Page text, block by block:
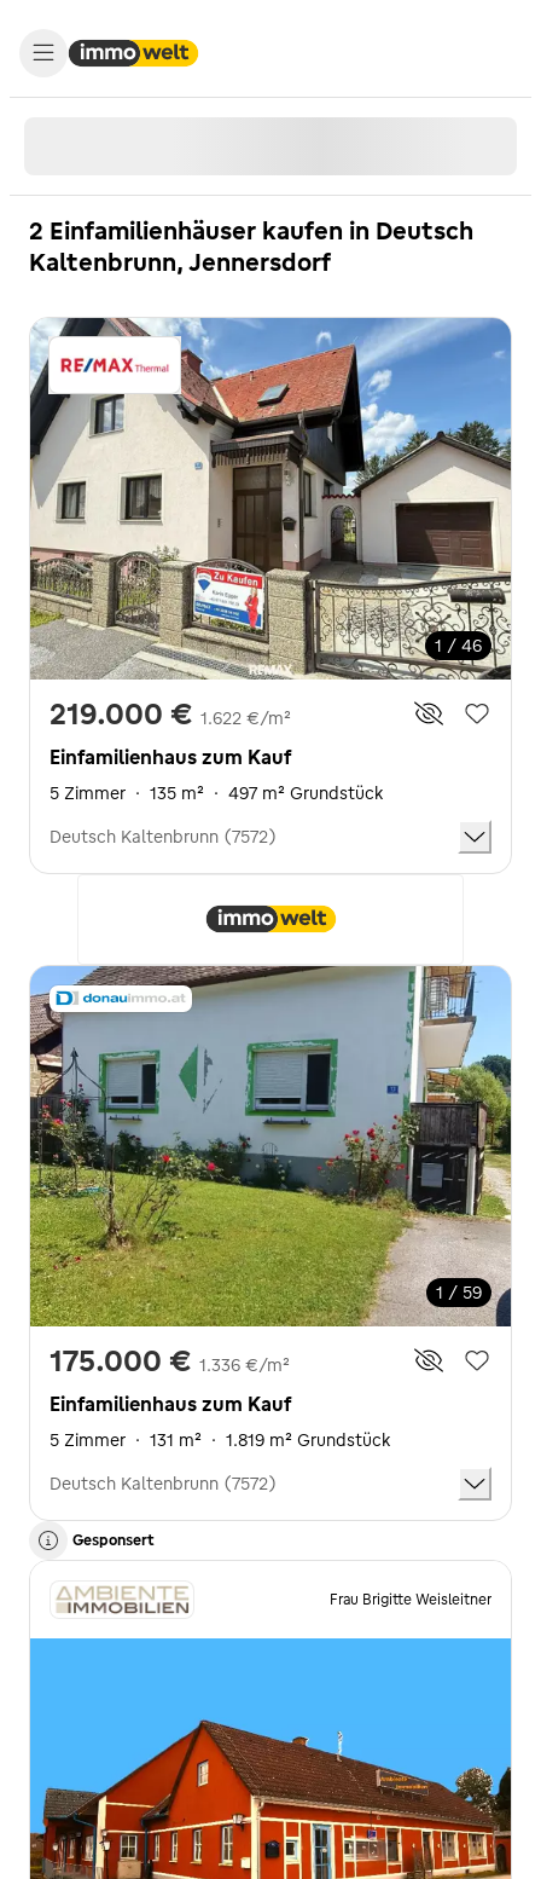
2 Einfamilienhäuser kaufen in Deutsch
Kaltenbrunn, Jennersdorf
1 / 46
219.000 € 1.622 €/m²
Einfamilienhaus zum Kauf
5 Zimmer · 135 m² · 497 m² Grundstück
Deutsch Kaltenbrunn (7572)
1 / 59
175.000 € 1.336 €/m²
Einfamilienhaus zum Kauf
5 Zimmer · 131 m² · 1.819 m² Grundstück
Deutsch Kaltenbrunn (7572)
Gesponsert
Frau Brigitte Weisleitner